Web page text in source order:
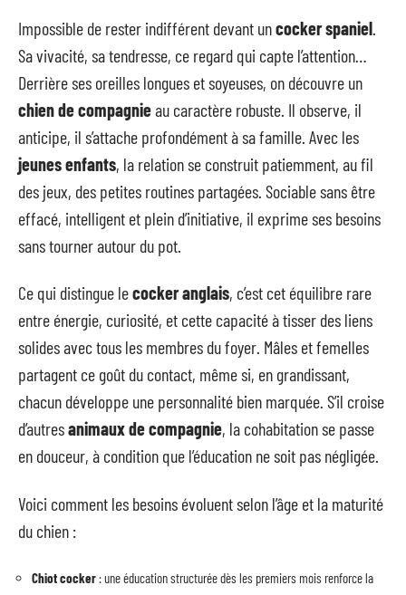
Impossible de rester indifférent devant uncocker spaniel
Sa vivacité, sa tendresse, ce regard qui capte l’attention…
Derrière ses oreilles longues et soyeuses, on découvre un
chien de compagnieau caractère robuste. Il observe, il
anticipe, il s’attache profondément à sa famille. Avec les
jeunes enfants, la relation se construit patiemment, au fil
des jeux, des petites routines partagées. Sociable sans être
effacé, intelligent et plein d’initiative, il exprime ses besoins
sans tourner autour du pot.
Ce qui distingue lecocker anglais, c’est cet équilibre rare
entre énergie, curiosité, et cette capacité à tisser des liens
solides avec tous les membres du foyer. Mâles et femelles
partagent ce goût du contact, même si, en grandissant,
chacun développe une personnalité bien marquée. S’il croise
d’autresanimaux de compagnie, la cohabitation se passe
en douceur, à condition que l’éducation ne soit pas négligée.
Voici comment les besoins évoluent selon l’âge et la maturité
du chien :
Chiot cocker : une éducation structurée dès les premiers mois renforce la